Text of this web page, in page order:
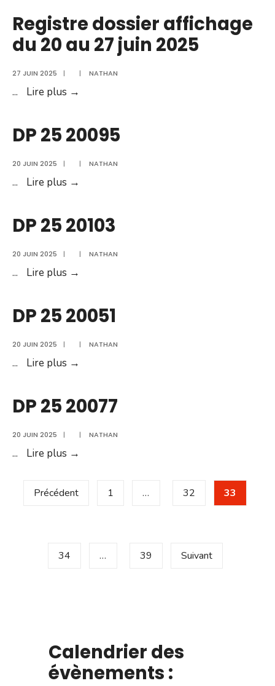
Registre dossier affichage
du 20 au 27 juin 2025
27 JUIN 2025 | | NATHAN
... Lire plus →
affichage
du
20
2025
DP 25 20095
20 JUIN 2025 | | NATHAN
... Lire plus →
20095
DP 25 20103
20 JUIN 2025 | | NATHAN
... Lire plus →
DP 25 20051
20 JUIN 2025 | | NATHAN
... Lire plus →
DP 25 20077
20 JUIN 2025 | | NATHAN
... Lire plus →
Pagination
desPrécédent 1 … 32 33
34 … 39 Suivant
Calendrier des
évènements :